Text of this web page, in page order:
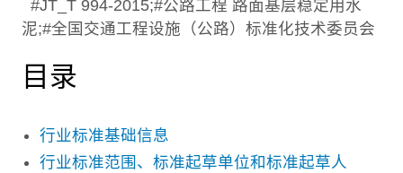
#JT_T 994-2015;#公路工程 路面基层稳定用水
泥;#全国交通工程设施（公路）标准化技术委员会
目录
行业标准基础信息
行业标准范围、标准起草单位和标准起草人